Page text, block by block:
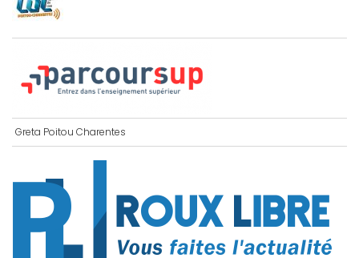
Greta Poitou Charentes